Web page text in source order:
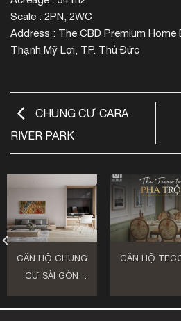
Scale : 2PN, 2WC
Address : The CBD Premium
Thạnh Mỹ Lợi, TP. Thủ Đức
CHUNG CƯ CARA
RIVER PARK
CĂN HỘ CHUNG
CƯ SÀI GÒN
CĂN HỘ